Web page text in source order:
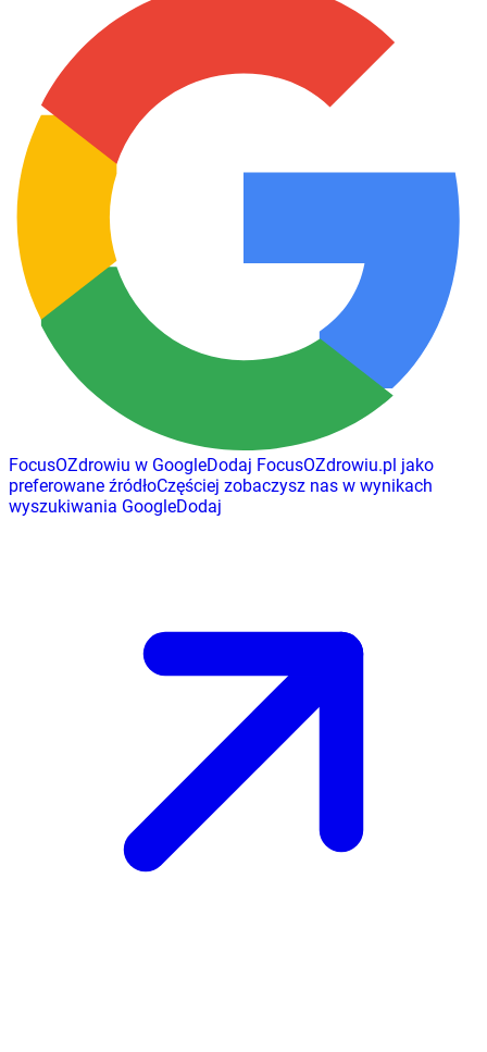
FocusOZdrowiu w GoogleDodaj FocusOZdrowiu.pl jako
preferowane źródłoCzęściej zobaczysz nas w wynikach
wyszukiwania GoogleDodaj